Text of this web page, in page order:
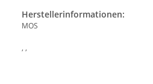
Herstellerinformationen:
MOS
, ,